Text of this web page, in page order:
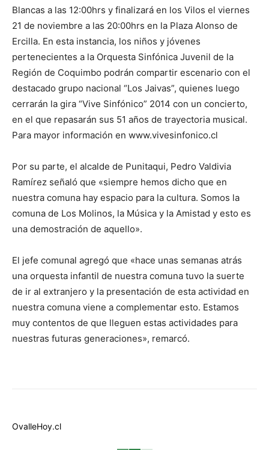
Blancas a las 12:00hrs y finalizará en los Vilos el viernes
21 de noviembre a las 20:00hrs en la Plaza Alonso de
Ercilla. En esta instancia, los niños y jóvenes
pertenecientes a la Orquesta Sinfónica Juvenil de la
Región de Coquimbo podrán compartir escenario con el
destacado grupo nacional “Los Jaivas”, quienes luego
cerrarán la gira “Vive Sinfónico” 2014 con un concierto,
en el que repasarán sus 51 años de trayectoria musical.
Para mayor información en www.vivesinfonico.cl
Por su parte, el alcalde de Punitaqui, Pedro Valdivia
Ramírez señaló que «siempre hemos dicho que en
nuestra comuna hay espacio para la cultura. Somos la
comuna de Los Molinos, la Música y la Amistad y esto es
una demostración de aquello».
El jefe comunal agregó que «hace unas semanas atrás
una orquesta infantil de nuestra comuna tuvo la suerte
de ir al extranjero y la presentación de esta actividad en
nuestra comuna viene a complementar esto. Estamos
muy contentos de que lleguen estas actividades para
nuestras futuras generaciones», remarcó.
OvalleHoy.cl